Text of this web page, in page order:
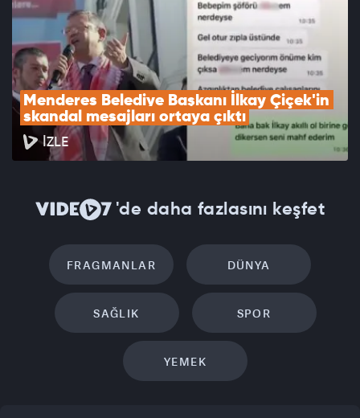
Menderes Belediye Başkanı İlkay Çiçek'in
skandal mesajları ortaya çıktı
İZLE
'de daha fazlasını keşfet
FRAGMANLAR DÜNYA
SAĞLIK SPOR
YEMEK